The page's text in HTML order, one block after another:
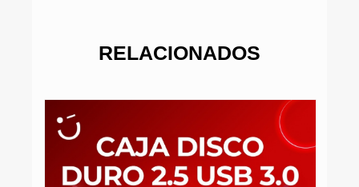
RELACIONADOS